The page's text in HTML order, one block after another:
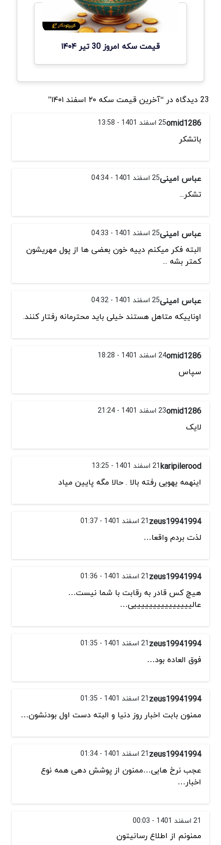
قیمت سکه امروز 30 تیر ۱۴۰۴
23 دیدگاه در “آخرین قیمت سکه ۲۰ اسفند ۱۴۰۱”
omid128625 اسفند 1401 - 13:58
باتشکر
عباس امینی25 اسفند 1401 - 04:34
تشکر...
عباس امینی25 اسفند 1401 - 04:33
البته فکر میکنم دییه خون بعضی ها از پول مهریشون
کمتر بشه ...
عباس امینی25 اسفند 1401 - 04:32
اوناییکه متاهل هستند خیلی باید محترمانه رفتار کنند.
omid128624 اسفند 1401 - 18:28
سپاس
omid128623 اسفند 1401 - 21:24
لایک
karipilerood21 اسفند 1401 - 13:25
اینهمه یهویی رفته بالا . حالا مگه پایین میاد
zeus1994199421 اسفند 1401 - 01:37
لذت بردم واقعا…
zeus1994199421 اسفند 1401 - 01:36
هیچ کس قادر به رقابت با شما نیست…
عالیییییییییییییییی…
zeus1994199421 اسفند 1401 - 01:35
فوق العاده بود…
zeus1994199421 اسفند 1401 - 01:35
ممنون بابت اخبار روز دنیا و البته دست اول بودنشون…
zeus1994199421 اسفند 1401 - 01:34
عجب نرخ هایی…ممنون از پوشش دهی همه نوع
اخبار…
21 اسفند 1401 - 00:03
ممنونم از اطلاع رسانیتون